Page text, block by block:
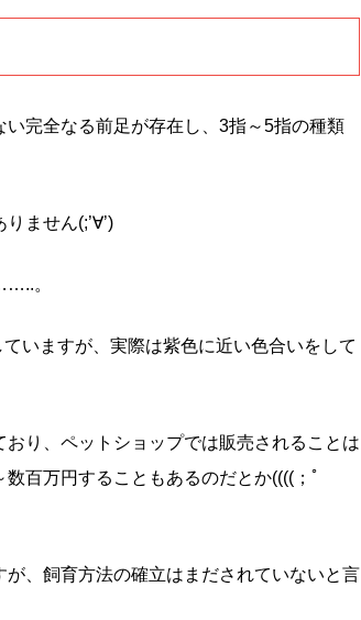
完全なる前足が存在し、3指～5指の種類
ません(;’∀’)
。
いますが、実際は紫色に近い色合いをして
り、ペットショップでは販売されることは
百万円することもあるのだとか((((；ﾟ
、飼育方法の確立はまだされていないと言